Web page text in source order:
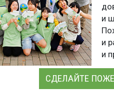
и
и
и
СДЕЛАЙТЕ